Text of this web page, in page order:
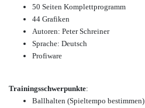
50 Seiten Komplettprogramm
44 Grafiken
Autoren: Peter Schreiner
Sprache: Deutsch
Profiware
Trainingsschwerpunkte:
Ballhalten (Spieltempo bestimmen)